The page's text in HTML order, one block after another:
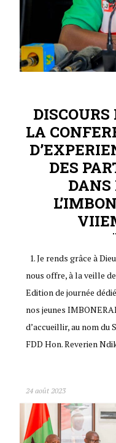
DISCOURS
LA
DES
DANS
1. Je rends grâce à
nous offre, à la veille
Edition de journée
nos jeunes
d’accueillir, au nom
FDD Hon. Reverien
24 août 2023